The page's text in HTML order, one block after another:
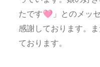
たです🩷」とのメッ
感謝しております。
ております。